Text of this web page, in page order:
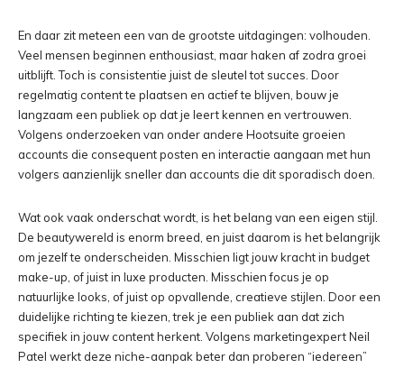
En daar zit meteen een van de grootste uitdagingen: volhouden.
Veel mensen beginnen enthousiast, maar haken af zodra groei
uitblijft. Toch is consistentie juist de sleutel tot succes. Door
regelmatig content te plaatsen en actief te blijven, bouw je
langzaam een publiek op dat je leert kennen en vertrouwen.
Volgens onderzoeken van onder andere Hootsuite groeien
accounts die consequent posten en interactie aangaan met hun
volgers aanzienlijk sneller dan accounts die dit sporadisch doen.
Wat ook vaak onderschat wordt, is het belang van een eigen stijl.
De beautywereld is enorm breed, en juist daarom is het belangrijk
om jezelf te onderscheiden. Misschien ligt jouw kracht in budget
make-up, of juist in luxe producten. Misschien focus je op
natuurlijke looks, of juist op opvallende, creatieve stijlen. Door een
duidelijke richting te kiezen, trek je een publiek aan dat zich
specifiek in jouw content herkent. Volgens marketingexpert Neil
Patel werkt deze niche-aanpak beter dan proberen “iedereen”